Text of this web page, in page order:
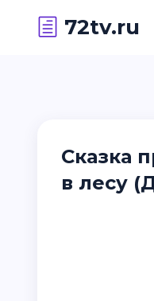
72tv.ru
Сказка
в лесу